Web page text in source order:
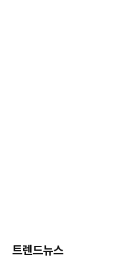
트렌드뉴스